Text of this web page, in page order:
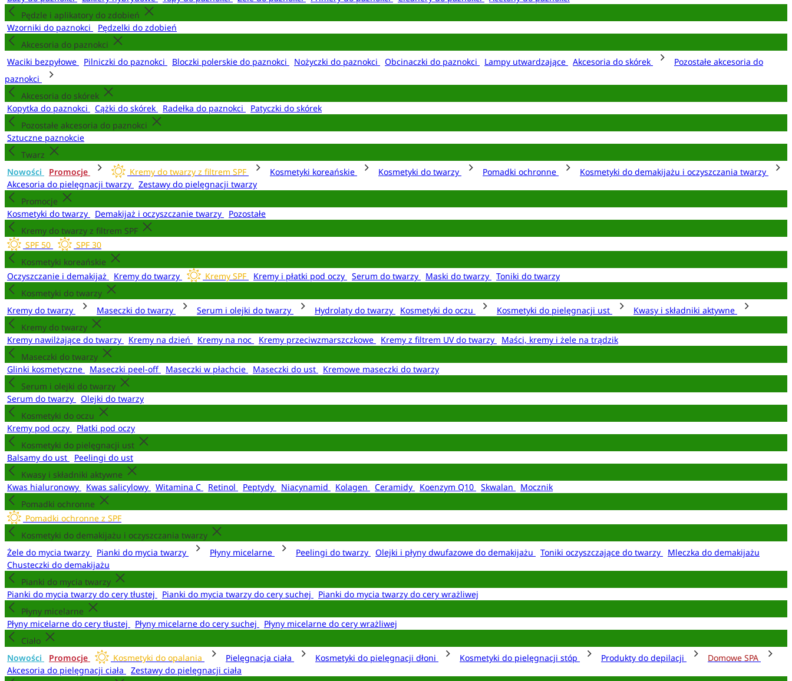
Pędzle i aplikatory do zdobień
Wzorniki do paznokci
Pędzelki do zdobień
Akcesoria do paznokci
Waciki bezpyłowe
Pilniczki do paznokci Bloczki polerskie do paznokci Nożyczki do paznokci Obcinaczki do paznokci Lampy utwardzające Akcesoria do skórek
Pozostałe akcesoria do
paznokci
Akcesoria do skórek
Kopytka do paznokci
Cążki do skórek Radełka do paznokci
Patyczki do skórek
Pozostałe akcesoria do paznokci
Sztuczne paznokcie
Twarz
Nowości
Promocje Kremy do twarzy z filtrem SPF Kosmetyki koreańskie Kosmetyki do twarzy Pomadki ochronne
Kosmetyki do demakijażu i oczyszczania twarzy
Akcesoria do pielęgnacji twarzy
Zestawy do pielęgnacji twarzy
Promocje
Kosmetyki do twarzy
Demakijaż i oczyszczanie twarzy
Pozostałe
Kremy do twarzy z filtrem SPF
SPF 50
SPF 30
Kosmetyki koreańskie
Oczyszczanie i demakijaż
Kremy do twarzy Kremy SPF Kremy i płatki pod oczy Serum do twarzy Maski do twarzy
Toniki do twarzy
Kosmetyki do twarzy
Kremy do twarzy
Maseczki do twarzy Serum i olejki do twarzy Hydrolaty do twarzy Kosmetyki do oczu Kosmetyki do pielęgnacji ust
Kwasy i składniki aktywne
Kremy do twarzy
Kremy nawilżające do twarzy
Kremy na dzień Kremy na noc Kremy przeciwzmarszczkowe Kremy z filtrem UV do twarzy
Maści, kremy i żele na trądzik
Maseczki do twarzy
Glinki kosmetyczne
Maseczki peel-off Maseczki w płachcie Maseczki do ust
Kremowe maseczki do twarzy
Serum i olejki do twarzy
Serum do twarzy
Olejki do twarzy
Kosmetyki do oczu
Kremy pod oczy
Płatki pod oczy
Kosmetyki do pielęgnacji ust
Balsamy do ust
Peelingi do ust
Kwasy i składniki aktywne
Kwas hialuronowy
Kwas salicylowy Witamina C Retinol Peptydy Niacynamid Kolagen Ceramidy Koenzym Q10 Skwalan
Mocznik
Pomadki ochronne
Pomadki ochronne z SPF
Kosmetyki do demakijażu i oczyszczania twarzy
Żele do mycia twarzy
Pianki do mycia twarzy Płyny micelarne Peelingi do twarzy Olejki i płyny dwufazowe do demakijażu Toniki oczyszczające do twarzy
Mleczka do demakijażu
Chusteczki do demakijażu
Pianki do mycia twarzy
Pianki do mycia twarzy do cery tłustej
Pianki do mycia twarzy do cery suchej
Pianki do mycia twarzy do cery wrażliwej
Płyny micelarne
Płyny micelarne do cery tłustej
Płyny micelarne do cery suchej
Płyny micelarne do cery wrażliwej
Ciało
Nowości
Promocje Kosmetyki do opalania Pielęgnacja ciała Kosmetyki do pielęgnacji dłoni Kosmetyki do pielęgnacji stóp Produkty do depilacji
Domowe SPA
Akcesoria do pielęgnacji ciała
Zestawy do pielęgnacji ciała